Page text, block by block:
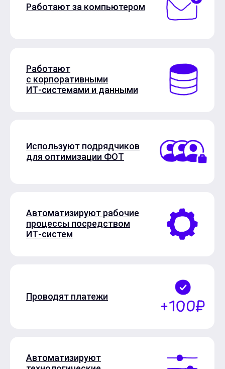
Работают за компьютером
Работают
с корпоративными
ИТ-системами и данными
Используют подрядчиков
для оптимизации ФОТ
Автоматизируют рабочие
процессы посредством
ИТ-систем
Проводят платежи
Автоматизируют